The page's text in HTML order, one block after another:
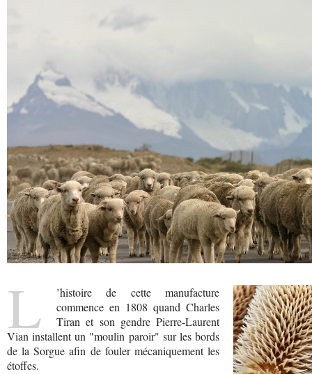
L
’histoire de cette manufacture
commence en 1808 quand Charles
Tiran et son gendre Pierre-Laurent
Vian installent un "moulin paroir" sur les bords
de la Sorgue afin de fouler mécaniquement les
étoffes.